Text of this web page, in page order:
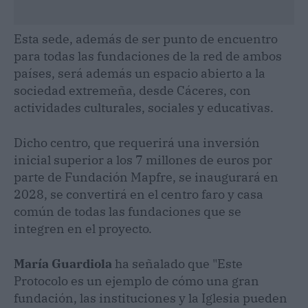
Esta sede, además de ser punto de encuentro
para todas las fundaciones de la red de ambos
países, será además un espacio abierto a la
sociedad extremeña, desde Cáceres, con
actividades culturales, sociales y educativas.
Dicho centro, que requerirá una inversión
inicial superior a los 7 millones de euros por
parte de Fundación Mapfre, se inaugurará en
2028, se convertirá en el centro faro y casa
común de todas las fundaciones que se
integren en el proyecto.
María Guardiola ha señalado que "Este
Protocolo es un ejemplo de cómo una gran
fundación, las instituciones y la Iglesia pueden